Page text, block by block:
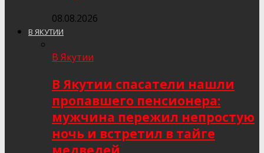
08.08.2026
В ЯКУТИИ
В Якутии
В Якутии спасатели нашли
пропавшего пенсионера:
мужчина пережил непростую
ночь и встретил в тайге